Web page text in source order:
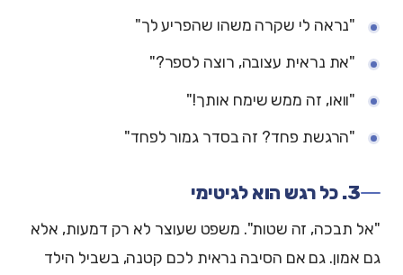
"נראה לי שקרה משהו שהפריע לך"
"את נראית עצובה, רוצה לספר?"
"וואו, זה ממש שימח אותך!"
"הרגשת פחד? זה בסדר גמור לפחד"
3. כל רגש הוא לגיטימי
"אל תבכה, זה שטות". משפט שעוצר לא רק דמעות, אלא
גם אמון. גם אם הסיבה נראית לכם קטנה, בשביל הילד